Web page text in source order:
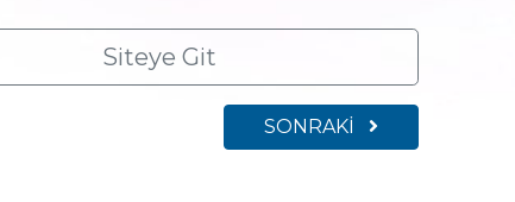
Siteye Git
SONRAKİ